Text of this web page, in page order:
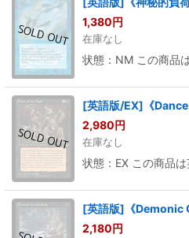
1,380円
在庫なし
状態：NM この商品
[英語版/EX]《
2,980円
在庫なし
状態：EX この商品は
[英語版]《
2,180円